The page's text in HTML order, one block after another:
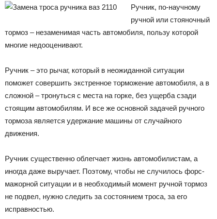
Ручник, по-научному
ручной или стояночный
тормоз – незаменимая часть автомобиля, пользу которой
многие недооценивают.
Ручник – это рычаг, который в неожиданной ситуации
поможет совершить экстренное торможение автомобиля, а в
сложной – тронуться с места на горке, без ущерба сзади
стоящим автомобилям. И все же основной задачей ручного
тормоза является удержание машины от случайного
движения.
Ручник существенно облегчает жизнь автомобилистам, а
иногда даже выручает. Поэтому, чтобы не случилось форс-
мажорной ситуации и в необходимый момент ручной тормоз
не подвел, нужно следить за состоянием троса, за его
исправностью.